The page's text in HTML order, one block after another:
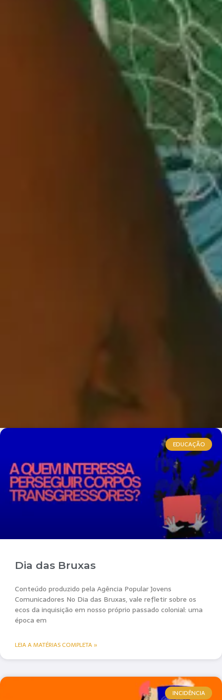
EDUCAÇÃO
Dia das Bruxas
Conteúdo produzido pela Agência Popular Jovens
Comunicadores No Dia das Bruxas, vale refletir sobre os
ecos da inquisição em nosso próprio passado colonial: uma
época em
LEIA A MATÉRIAS COMPLETA »
INCIDÊNCIA